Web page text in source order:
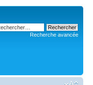
Recherche avancée